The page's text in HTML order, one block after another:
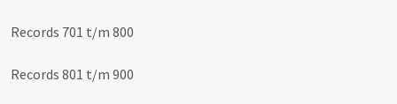
Records 701 t/m 800
Records 801 t/m 900